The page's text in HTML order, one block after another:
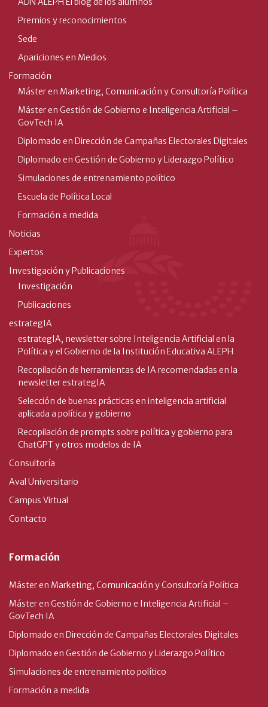
Premios y reconocimientos
Sede
Apariciones en Medios
Formación
Máster en Marketing, Comunicación y Consultoría Política
Máster en Gestión de Gobierno e Inteligencia Artificial –
GovTech IA
Diplomado en Dirección de Campañas Electorales Digitales
Diplomado en Gestión de Gobierno y Liderazgo Político
Simulaciones de entrenamiento político
Escuela de Política Local
Formación a medida
Noticias
Expertos
Investigación y Publicaciones
Investigación
Publicaciones
estrategIA
estrategIA, newsletter sobre Inteligencia Artificial en la
Política y el Gobierno de la Institución Educativa ALEPH
Recopilación de herramientas de IA recomendadas en la
newsletter estrategIA
Selección de buenas prácticas en inteligencia artificial
aplicada a política y gobierno
Recopilación de prompts sobre política y gobierno para
ChatGPT y otros modelos de IA
Consultoría
Aval Universitario
Campus Virtual
Contacto
Formación
Máster en Marketing, Comunicación y Consultoría Política
Máster en Gestión de Gobierno e Inteligencia Artificial –
GovTech IA
Diplomado en Dirección de Campañas Electorales Digitales
Diplomado en Gestión de Gobierno y Liderazgo Político
Simulaciones de entrenamiento político
Formación a medida